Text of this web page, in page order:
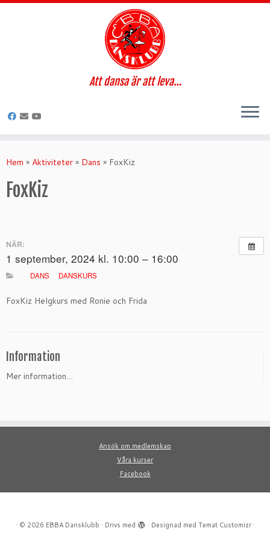
till
Att dansa är att leva…
Hem » Aktiviteter » Dans » FoxKiz
FoxKiz
NÄR:
1 september, 2024 kl. 10:00 – 16:00
DANS DANSKURS
FoxKiz Helgkurs med Ronie och Frida
Information
Mer information…
Ansök om medlemskap
Våra kurser
Facebook
· © 2026 EBBA Dansklubb · Drivs med · Designad med Temat Customizr·